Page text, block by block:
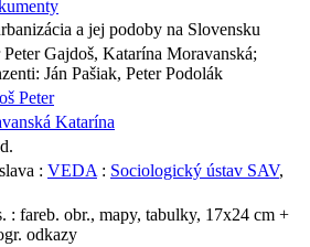
a jej podoby na Slovensku
Peter Gajdoš, Katarína Moravanská;
Ján Pašiak, Peter Podolák
Peter
Katarína
: VEDA : Sociologický ústav SAV,
: fareb. obr., mapy, tabulky, 17x24 cm +
odkazy